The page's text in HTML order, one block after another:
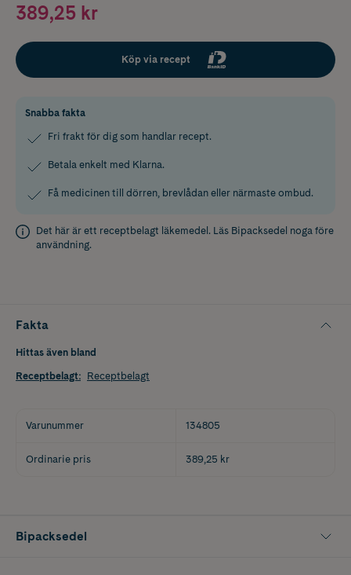
389,25 kr
Köp via recept
Snabba fakta
Fri frakt för dig som handlar recept.
Betala enkelt med Klarna.
Få medicinen till dörren, brevlådan eller närmaste ombud.
Det här är ett receptbelagt läkemedel. Läs Bipacksedel noga före
användning.
Fakta
Hittas även bland
Receptbelagt: Receptbelagt
Varunummer 134805
Ordinarie pris 389,25 kr
Bipacksedel